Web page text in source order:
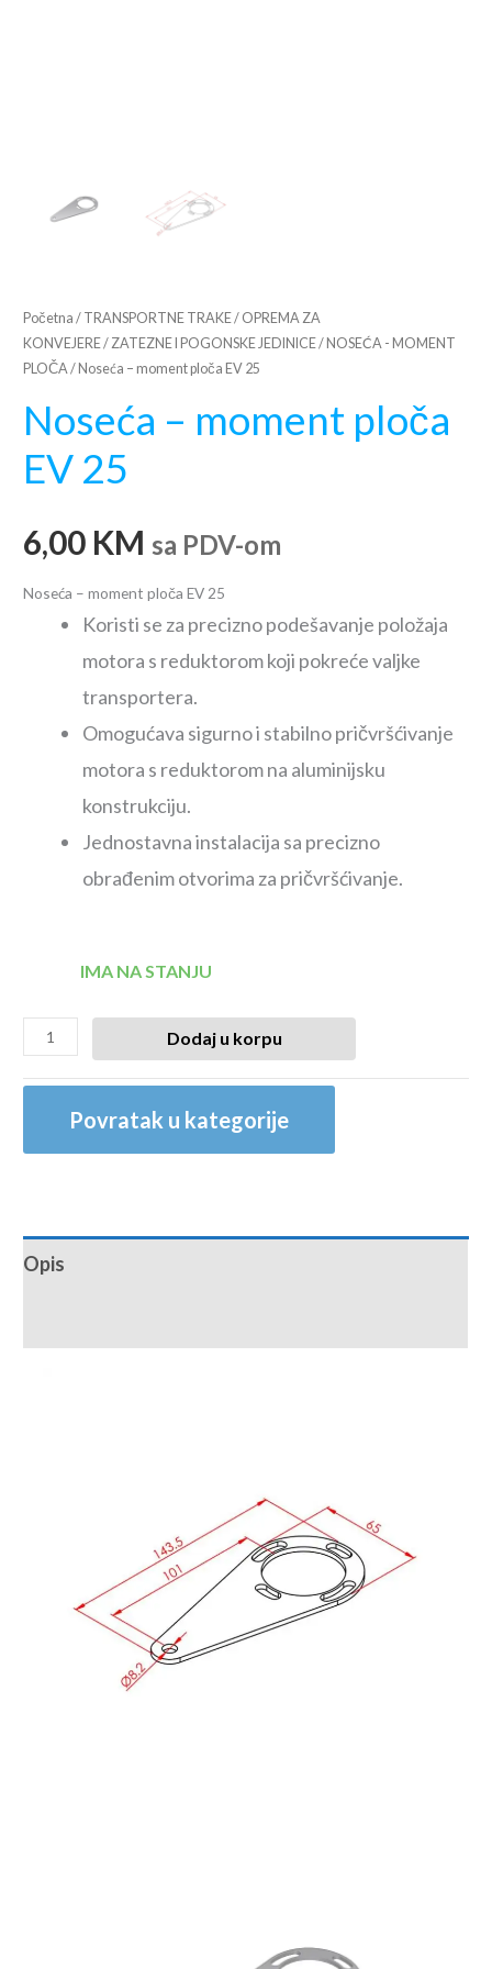
Početna / TRANSPORTNE TRAKE/ OPREMA ZA
KONVEJERE/ZATEZNE I POGONSKE JEDINICE/ NOSEĆA - MOMENT
PLOČA/ Noseća – moment ploča EV 25
Noseća – moment ploča
EV 25
6,00 KM sa PDV-om
Noseća – moment ploča EV 25
Koristi se za precizno podešavanje položaja
motora s reduktorom koji pokreće valjke
transportera.
Omogućava sigurno i stabilno pričvršćivanje
motora s reduktorom na aluminijsku
konstrukciju.
Jednostavna instalacija sa precizno
obrađenim otvorima za pričvršćivanje.
IMA NA STANJU
Dodaj u korpu
Povratak u kategorije
Opis